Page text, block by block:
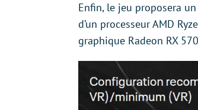
Enfin, le jeu proposera
d’un processeur AMD
graphique Radeon RX